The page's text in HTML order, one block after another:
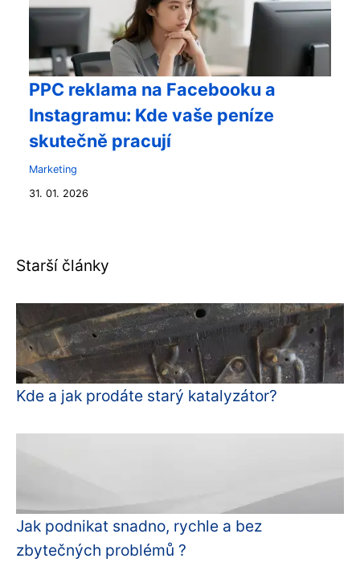
PPC reklama na Facebooku a
Instagramu: Kde vaše peníze
skutečně pracují
Marketing
31. 01. 2026
Starší články
Kde a jak prodáte starý katalyzátor?
Jak podnikat snadno, rychle a bez
zbytečných problémů ?